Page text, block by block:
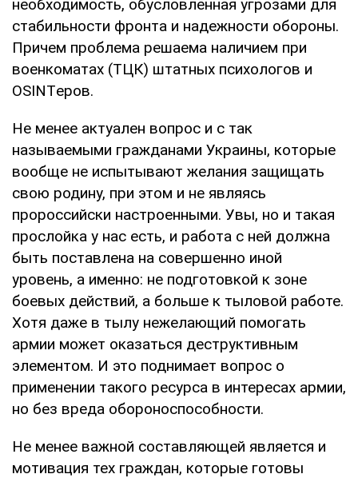
необходимость, обусловленная угрозами для
стабильности фронта и надежности обороны.
Причем проблема решаема наличием при
военкоматах (ТЦК) штатных психологов и
OSINTеров.
Не менее актуален вопрос и с так
называемыми гражданами Украины, которые
вообще не испытывают желания защищать
свою родину, при этом и не являясь
пророссийски настроенными. Увы, но и такая
прослойка у нас есть, и работа с ней должна
быть поставлена на совершенно иной
уровень, а именно: не подготовкой к зоне
боевых действий, а больше к тыловой работе.
Хотя даже в тылу нежелающий помогать
армии может оказаться деструктивным
элементом. И это поднимает вопрос о
применении такого ресурса в интересах армии,
но без вреда обороноспособности.
Не менее важной составляющей является и
мотивация тех граждан, которые готовы